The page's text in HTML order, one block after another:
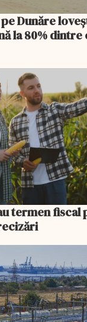
Dunăre
la 80% dintre
termen fiscal